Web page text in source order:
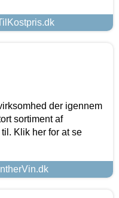
der igennem
sortiment af
Klik her for at se